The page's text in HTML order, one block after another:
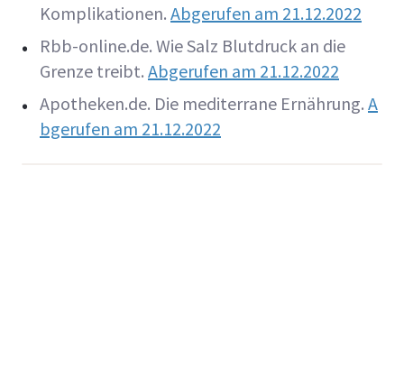
Komplikationen. Abgerufen am 21.12.2022
Rbb-online.de. Wie Salz Blutdruck an die
Grenze treibt. Abgerufen am 21.12.2022
Apotheken.de. Die mediterrane Ernährung. A
bgerufen am 21.12.2022